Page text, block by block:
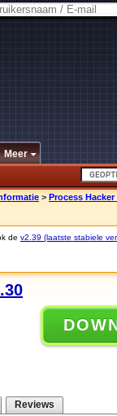
Meer
> Process
de v2.39 (laatste stabiele
Reviews